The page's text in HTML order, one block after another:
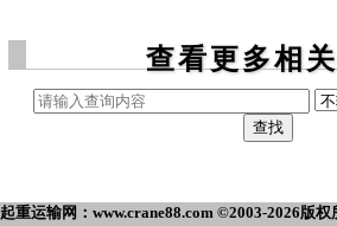
查看更多相
起重运输网：www.crane88.com ©2003-2026版权